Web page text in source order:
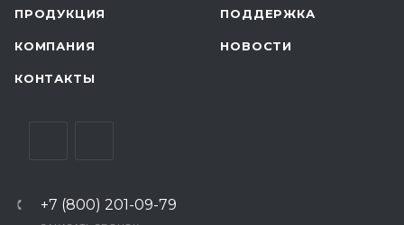
ПРОДУКЦИЯ ПОДДЕРЖКА
КОМПАНИЯ НОВОСТИ
КОНТАКТЫ
+7 (800) 201-09-79